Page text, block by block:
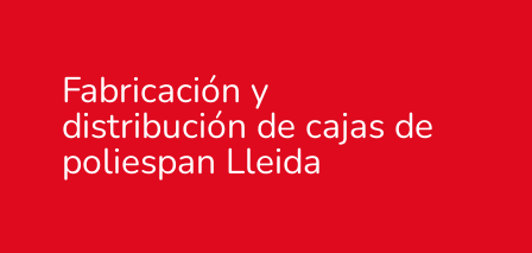
Fabricación y
distribución de cajas de
poliespan Lleida